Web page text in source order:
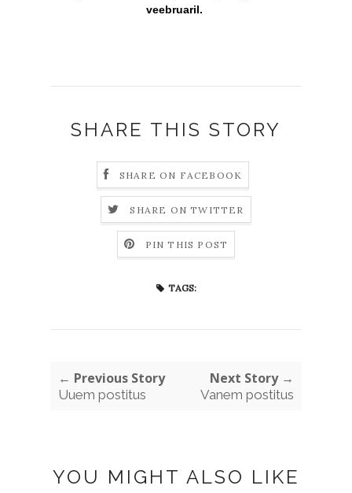
veebruaril.
SHARE THIS STORY
SHARE ON FACEBOOK
SHARE ON TWITTER
PIN THIS POST
TAGS:
← Previous Story
Uuem postitus
Next Story →
Vanem postitus
YOU MIGHT ALSO LIKE